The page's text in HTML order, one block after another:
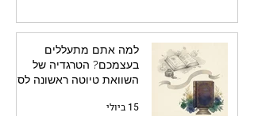
למה אתם מתעללים
בעצמכם? הטרגדיה של
השוואת טיוטה ראשונה לספר
15 ביולי